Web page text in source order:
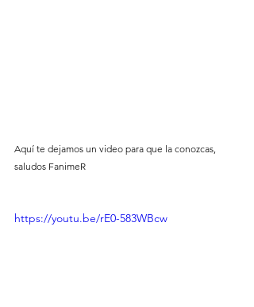
Aquí te dejamos un video para que la conozcas,
saludos FanimeR
https://youtu.be/rE0-583WBcw